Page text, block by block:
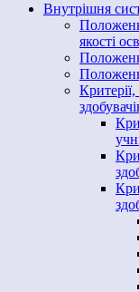
Внутрішня
якості